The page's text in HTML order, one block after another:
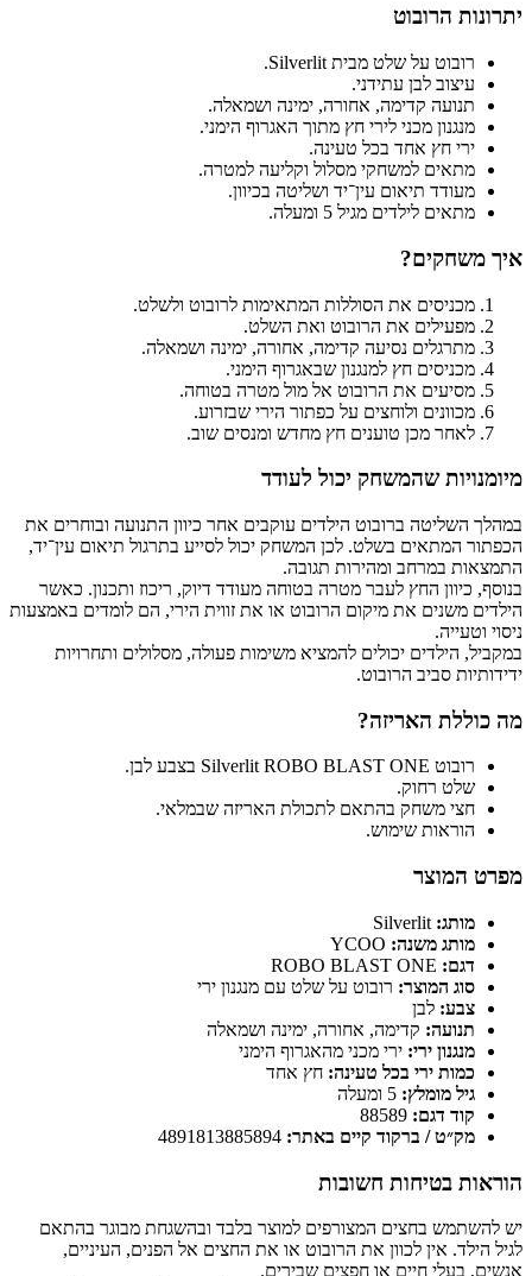
יתרונות הרובוט
רובוט על שלט מבית Silverlit.
עיצוב לבן עתידני.
תנועה קדימה, אחורה, ימינה ושמאלה.
מנגנון מכני לירי חץ מתוך האגרוף הימני.
ירי חץ אחד בכל טעינה.
מתאים למשחקי מסלול וקליעה למטרה.
מעודד תיאום עין־יד ושליטה בכיוון.
מתאים לילדים מגיל 5 ומעלה.
איך משחקים?
מכניסים את הסוללות המתאימות לרובוט ולשלט.
מפעילים את הרובוט ואת השלט.
מתרגלים נסיעה קדימה, אחורה, ימינה ושמאלה.
מכניסים חץ למנגנון שבאגרוף הימני.
מסיעים את הרובוט אל מול מטרה בטוחה.
מכוונים ולוחצים על כפתור הירי שבזרוע.
לאחר מכן טוענים חץ מחדש ומנסים שוב.
מיומנויות שהמשחק יכול לעודד
במהלך השליטה ברובוט הילדים עוקבים אחר כיוון התנועה ובוחרים את
הכפתור המתאים בשלט. לכן המשחק יכול לסייע בתרגול תיאום עין־יד,
התמצאות במרחב ומהירות תגובה.
בנוסף, כיוון החץ לעבר מטרה בטוחה מעודד דיוק, ריכוז ותכנון. כאשר
הילדים משנים את מיקום הרובוט או את זווית הירי, הם לומדים באמצעות
ניסוי וטעייה.
במקביל, הילדים יכולים להמציא משימות פעולה, מסלולים ותחרויות
ידידותיות סביב הרובוט.
מה כוללת האריזה?
רובוט Silverlit ROBO BLAST ONE בצבע לבן.
שלט רחוק.
חצי משחק בהתאם לתכולת האריזה שבמלאי.
הוראות שימוש.
מפרט המוצר
מותג:
מותג משנה:
דגם:
סוג המוצר: רובוט על שלט עם מנגנון ירי
צבע: לבן
תנועה: קדימה, אחורה, ימינה ושמאלה
מנגנון ירי: ירי מכני מהאגרוף הימני
כמות ירי בכל טעינה: חץ אחד
גיל מומלץ:
קוד דגם:
מק״ט / ברקוד קיים באתר:
הוראות בטיחות חשובות
יש להשתמש בחצים המצורפים למוצר בלבד ובהשגחת מבוגר בהתאם
לגיל הילד. אין לכוון את הרובוט או את החצים אל הפנים, העיניים,
אנשים, בעלי חיים או חפצים שבירים.